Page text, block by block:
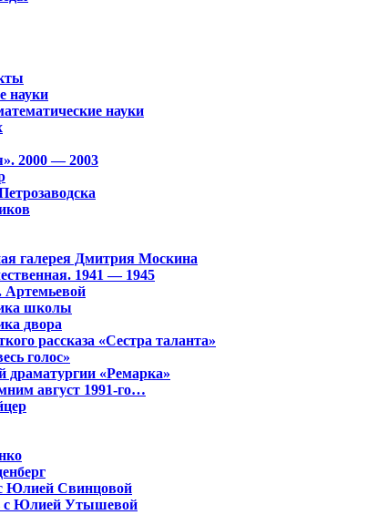
науки
науки
2000 — 2003
галерея Дмитрия Москина
1941 — 1945
Артемьевой
школы
двора
рассказа «Сестра таланта»
голос»
драматургии «Ремарка»
август 1991-го…
Юлией Свинцовой
с Юлией Утышевой